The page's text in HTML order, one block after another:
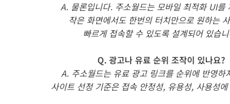
A. 물론입니다. 주소월드는 모바일 최적화 UI를
작은 화면에서도 한번의 터치만으로 원하는
빠르게 접속할 수 있도록 설계되어 있습
Q. 광고나 유료 순위 조작이 있나요?
A. 주소월드는 유료 광고 링크를 순위에 반영하
사이트 선정 기준은 접속 안정성, 유용성, 사용성